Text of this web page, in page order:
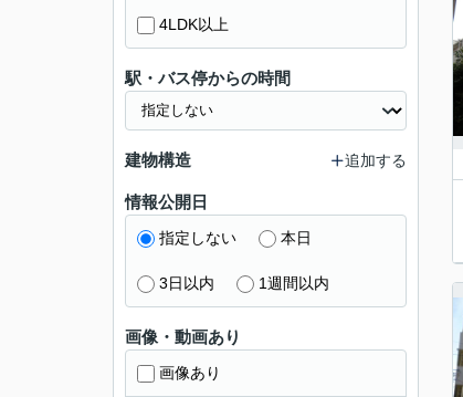
4LDK以上
駅・バス停からの時間
建物構造 追加する
情報公開日
指定しない 本日
3日以内 1週間以内
画像・動画あり
画像あり